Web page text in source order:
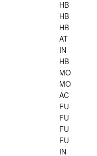
HB
HB
HB
AT
IN
HB
MO
MO
AC
FU
FU
FU
FU
IN